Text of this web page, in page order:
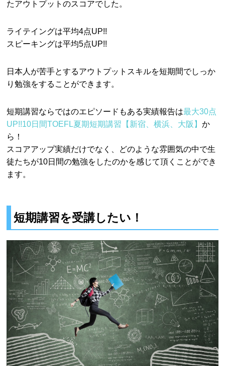
たアウトプットのスコアでした。
ライテイングは平均4点UP!!
スピーキングは平均5点UP!!
日本人が苦手とするアウトプットスキルを短期間でしっか
り勉強をすることができます。
短期講習ならではのエピソードもある実績報告は最大30点
UP!!10日間TOEFL夏期短期講習【新宿、横浜、大阪】か
ら！
スコアアップ実績だけでなく、どのような雰囲気の中で生
徒たちが10日間の勉強をしたのかを感じて頂くことができ
ます。
短期講習を受講したい！